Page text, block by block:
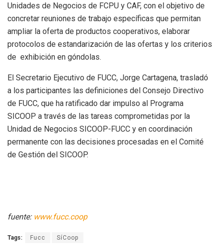
Unidades de Negocios de FCPU y CAF, con el objetivo de
concretar reuniones de trabajo específicas que permitan
ampliar la oferta de productos cooperativos, elaborar
protocolos de estandarización de las ofertas y los criterios
de exhibición en góndolas.
El Secretario Ejecutivo de FUCC, Jorge Cartagena, trasladó
a los participantes las definiciones del Consejo Directivo
de FUCC, que ha ratificado dar impulso al Programa
SICOOP a través de las tareas comprometidas por la
Unidad de Negocios SICOOP-FUCC y en coordinación
permanente con las decisiones procesadas en el Comité
de Gestión del SICOOP.
fuente: www.fucc.coop
Tags: Fucc SíCoop